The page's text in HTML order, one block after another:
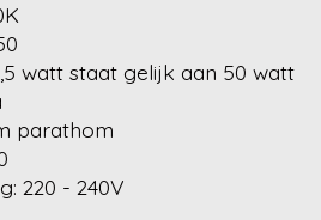
watt staat gelijk aan 50 watt
parathom
220 - 240V